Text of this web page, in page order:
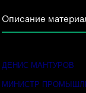
Описание
ДЕНИС МАНТУРОВ
МИНИСТР